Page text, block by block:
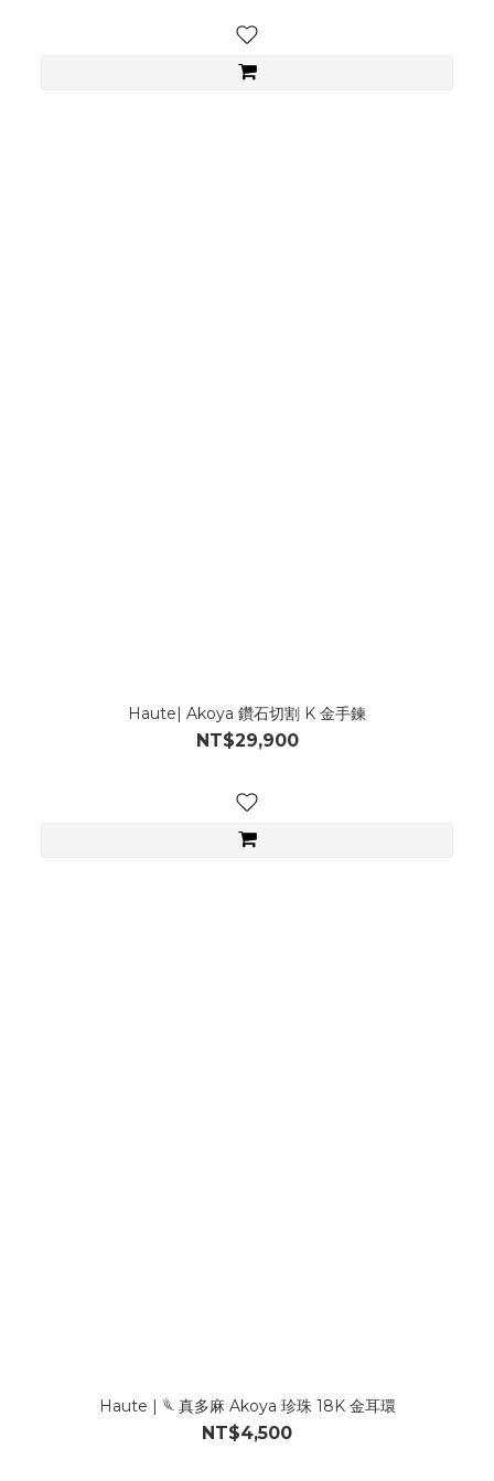
Haute| Akoya 鑽石切割 K 金手鍊
NT$29,900
Haute | 𓆰 真多麻 Akoya 珍珠 18K 金耳環
NT$4,500